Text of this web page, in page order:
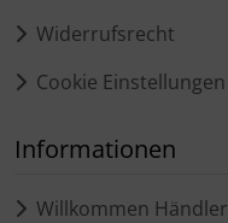
Widerrufsrecht
Cookie Einstellungen
Informationen
Willkommen Händler